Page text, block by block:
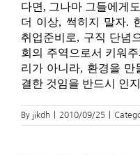
다면, 그나마 그들에게
더 이상, 썩히지 말자.
취업준비로, 구직 단념
회의 주역으로서 키워
리가 아니라, 환경을 만
결한 것임을 반드시 인
By jikdh 2010/09/25